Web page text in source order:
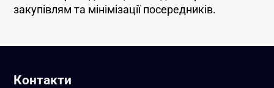
закупівлям та мінімізації посередників.
Контакти